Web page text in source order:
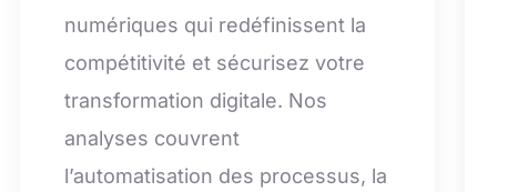
numériques qui redéfinissent la
compétitivité et sécurisez votre
transformation digitale. Nos
analyses couvrent
l’automatisation des processus, la